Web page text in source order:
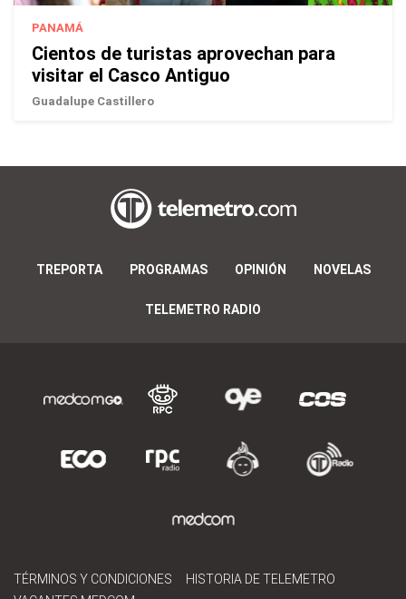
PANAMÁ
Cientos de turistas aprovechan para
visitar el Casco Antiguo
Guadalupe Castillero
TREPORTA PROGRAMAS OPINIÓN NOVELAS
TELEMETRO RADIO
TÉRMINOS Y CONDICIONES
HISTORIA DE TELEMETRO